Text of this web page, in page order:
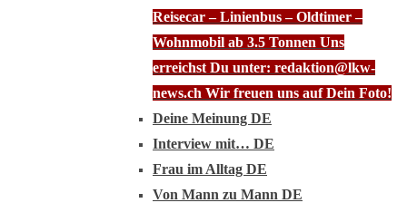
Reisecar – Linienbus – Oldtimer –
Wohnmobil ab 3.5 Tonnen Uns
erreichst Du unter: redaktion@lkw-
news.ch Wir freuen uns auf Dein Foto!
Deine Meinung DE
Interview mit… DE
Frau im Alltag DE
Von Mann zu Mann DE